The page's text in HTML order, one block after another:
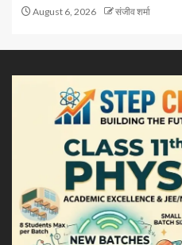
August 6, 2026 संजीव शर्मा